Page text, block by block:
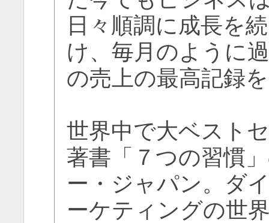
日々順調に成長を続
け、毎月のように
の売上の最高記録
世界中で大ベスト
著書「７つの習慣
ー・ジャパン。ダ
ーケティングの世